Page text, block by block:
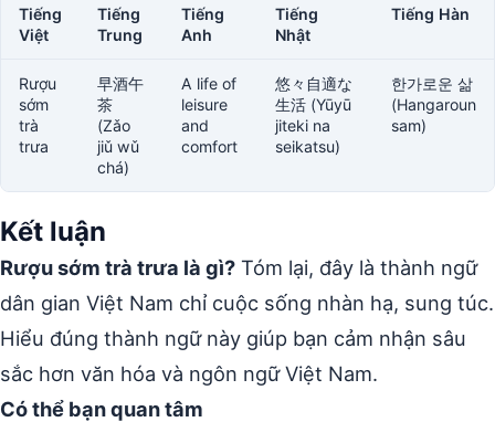
Tiếng
Việt
Tiếng
Trung
Tiếng
Anh
Tiếng
Nhật
Tiếng Hàn
Rượu
sớm
trà
trưa
早酒午
茶
(Zǎo
jiǔ wǔ
chá)
A life of
leisure
and
comfort
悠々自適な
生活 (Yūyū
jiteki na
seikatsu)
한가로운 삶
(Hangaroun
sam)
Kết luận
Rượu sớm trà trưa là gì? Tóm lại, đây là thành ngữ
dân gian Việt Nam chỉ cuộc sống nhàn hạ, sung túc.
Hiểu đúng thành ngữ này giúp bạn cảm nhận sâu
sắc hơn văn hóa và ngôn ngữ Việt Nam.
Có thể bạn quan tâm